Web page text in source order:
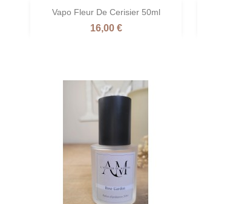
Vapo Fleur De Cerisier 50ml
Prix
16,00 €
Aperçu rapide